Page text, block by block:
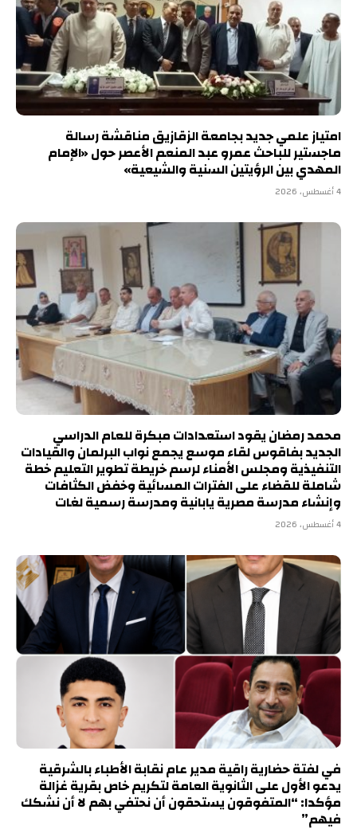
امتياز علمي جديد بجامعة الزقازيق مناقشة رسالة
ماجستير للباحث عمرو عبد المنعم الأعصر حول «الإمام
المهدي بين الرؤيتين السنية والشيعية»
4 أغسطس، 2026
محمد رمضان يقود استعدادات مبكرة للعام الدراسي
الجديد بفاقوس لقاء موسع يجمع نواب البرلمان والقيادات
التنفيذية ومجلس الأمناء لرسم خريطة تطوير التعليم خطة
شاملة للقضاء على الفترات المسائية وخفض الكثافات
وإنشاء مدرسة مصرية يابانية ومدرسة رسمية لغات
4 أغسطس، 2026
في لفتة حضارية راقية مدير عام نقابة الأطباء بالشرقية
يدعو الأول على الثانوية العامة لتكريم خاص بقرية غزالة
مؤكدا: “المتفوقون يستحقون أن نحتفي بهم لا أن نشكك
فيهم”